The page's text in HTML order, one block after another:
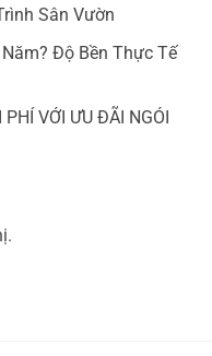
Sân Vườn
Độ Bền Thực Tế
VỚI ƯU ĐÃI NGÓI